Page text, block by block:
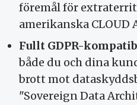
föremål för
amerikanska CLOUD
Fullt GDPR-
både du och dina
brott mot
"Sovereign Data